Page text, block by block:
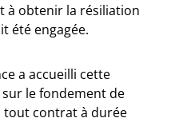
à obtenir la résiliation
été engagée.
a accueilli cette
le fondement de
tout contrat à durée